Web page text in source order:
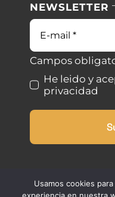
Blog
Contacto
Condiciones de uso
Ley de cookies
Desistimiento
NEWSLETTER
Correo
electrónico
Campos
He leido y
privacidad
Usamos cookies